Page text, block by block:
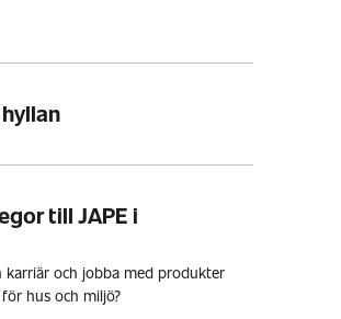
till JAPE i
karriär och jobba med produkter
hus och miljö?